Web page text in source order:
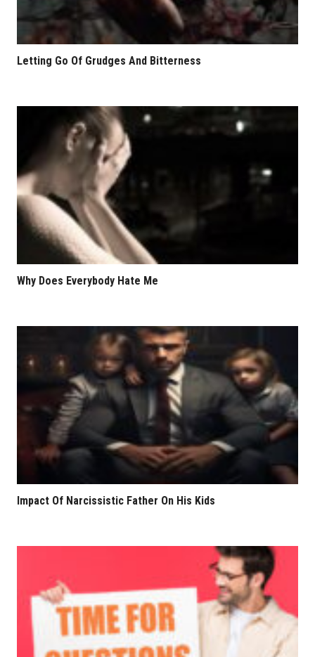
Letting Go Of Grudges And Bitterness
Why Does Everybody Hate Me
Impact Of Narcissistic Father On His Kids